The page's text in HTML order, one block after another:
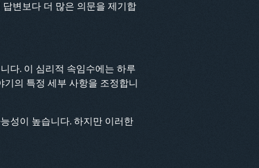
변보다 더 많은 의문을 제기합
다. 이 심리적 속임수에는 하루
의 특정 세부 사항을 조정합니
성이 높습니다. 하지만 이러한